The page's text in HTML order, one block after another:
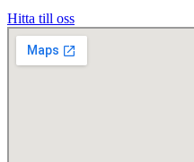
Hitta till oss